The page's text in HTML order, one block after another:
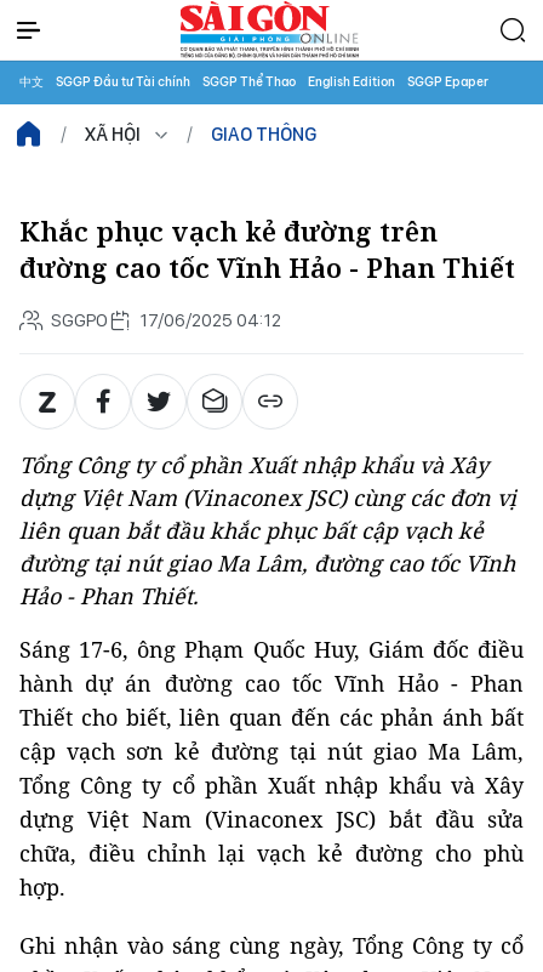
中文 SGGP Đầu tư Tài chính SGGP Thể Thao English Edition SGGP Epaper
XÃ HỘI GIAO THÔNG
Khắc phục vạch kẻ đường trên
đường cao tốc Vĩnh Hảo - Phan Thiết
SGGPO 17/06/2025 04:12
Tổng Công ty cổ phần Xuất nhập khẩu và Xây
dựng Việt Nam (Vinaconex JSC) cùng các đơn vị
liên quan bắt đầu khắc phục bất cập vạch kẻ
đường tại nút giao Ma Lâm, đường cao tốc Vĩnh
Hảo - Phan Thiết.
Sáng 17-6, ông Phạm Quốc Huy, Giám đốc điều
hành dự án đường cao tốc Vĩnh Hảo - Phan
Thiết cho biết, liên quan đến các phản ánh bất
cập vạch sơn kẻ đường tại nút giao Ma Lâm,
Tổng Công ty cổ phần Xuất nhập khẩu và Xây
dựng Việt Nam (Vinaconex JSC) bắt đầu sửa
chữa, điều chỉnh lại vạch kẻ đường cho phù
hợp.
Ghi nhận vào sáng cùng ngày, Tổng Công ty cổ